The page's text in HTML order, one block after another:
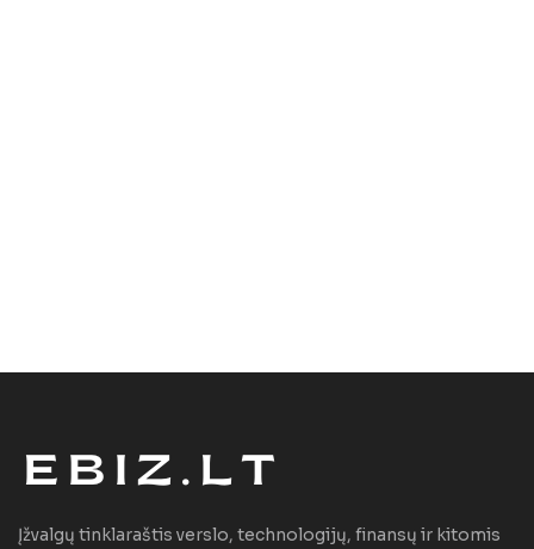
Įžvalgų tinklaraštis verslo, technologijų, finansų ir kitomis